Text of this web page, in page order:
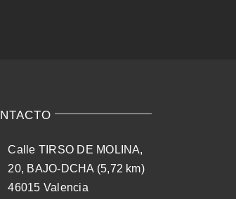
Calle TIRSO DE MOLINA,
20, BAJO-DCHA (5,72 km)
46015 Valencia